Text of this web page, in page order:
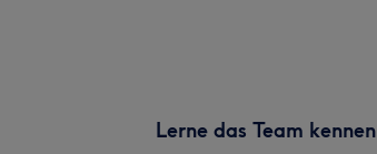
Lerne das Team kennen